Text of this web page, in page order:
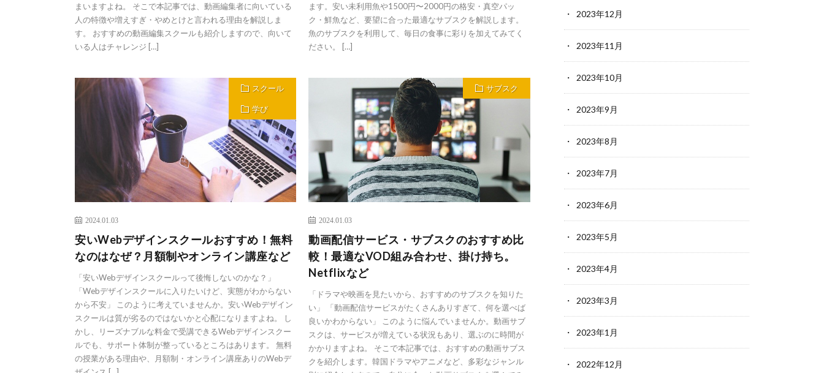
まいますよね。 そこで本記事では、動画編集者に向いている
人の特徴や増えすぎ・やめとけと言われる理由を解説しま
す。 おすすめの動画編集スクールも紹介しますので、向いて
いる人はチャレンジ […]
ます。安い未利用魚や1500円〜2000円の格安・真空パッ
ク・鮮魚など、要望に合った最適なサブスクを解説します。
魚のサブスクを利用して、毎日の食事に彩りを加えてみてく
ださい。 […]
スクール
学び
2024.01.03
安いWebデザインスクールおすすめ！無料
なのはなぜ？月額制やオンライン講座など
「安いWebデザインスクールって後悔しないのかな？」
「Webデザインスクールに入りたいけど、実態がわからない
から不安」 このように考えていませんか。安いWebデザイン
スクールは質が劣るのではないかと心配になりますよね。 し
かし、リーズナブルな料金で受講できるWebデザインスクー
ルでも、サポート体制が整っているところはあります。 無料
の授業がある理由や、月額制・オンライン講座ありのWebデ
サブスク
2024.01.03
動画配信サービス・サブスクのおすすめ比
較！最適なVOD組み合わせ、掛け持ち。
Netflixなど
「ドラマや映画を見たいから、おすすめのサブスクを知りた
い」 「動画配信サービスがたくさんありすぎて、何を選べば
良いかわからない」 このように悩んでいませんか。動画サブ
スクは、サービスが増えている状況もあり、選ぶのに時間が
かかりますよね。 そこで本記事では、おすすめの動画サブス
クを紹介します。韓国ドラマやアニメなど、多彩なジャンル
2023年12月
2023年11月
2023年10月
2023年9月
2023年8月
2023年7月
2023年6月
2023年5月
2023年4月
2023年3月
2023年1月
2022年12月